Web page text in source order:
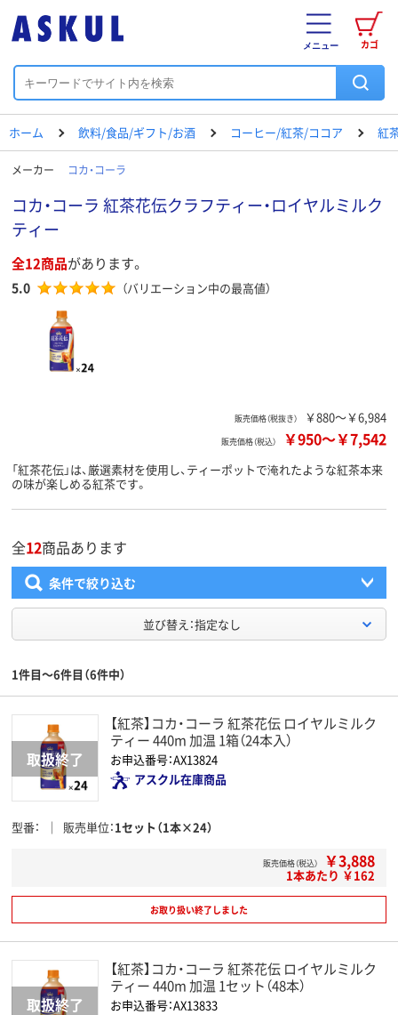
カゴ
メニュー
ホーム 飲料/食品/ギフト/お酒 コーヒー/紅茶/ココア 紅
メーカー コカ・コーラ
コカ・コーラ 紅茶花伝クラフティー・ロイヤルミルク
ティー
全12商品があります。
5.0 （バリエーション中の最高値）
販売価格（税抜き） ￥880～￥6,984
販売価格（税込） ￥950～￥7,542
「紅茶花伝」は、厳選素材を使用し、ティーポットで淹れたような紅茶本来
の味が楽しめる紅茶です。
全12商品あります
条件で絞り込む
並び替え：指定なし
1件目～6件目（6件中）
【紅茶】コカ・コーラ 紅茶花伝 ロイヤルミルク
ティー 440m 加温 1箱（24本入）
お申込番号：AX13824
アスクル在庫商品
型番 販売単位 1セット（1本×24）
販売価格（税込） ￥3,888
1本あたり ￥162
お取り扱い終了しました
【紅茶】コカ・コーラ 紅茶花伝 ロイヤルミルク
ティー 440m 加温 1セット（48本）
お申込番号：AX13833